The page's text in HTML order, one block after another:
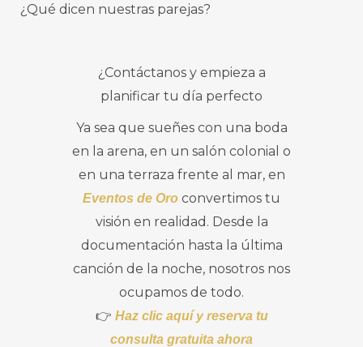
¿Qué dicen nuestras parejas?
¿Contáctanos y empieza a
planificar tu día perfecto
Ya sea que sueñes con una boda
en la arena, en un salón colonial o
en una terraza frente al mar, en
Eventos de Oro convertimos tu
visión en realidad. Desde la
documentación hasta la última
canción de la noche, nosotros nos
ocupamos de todo.
👉 Haz clic aquí y reserva tu
consulta gratuita ahora